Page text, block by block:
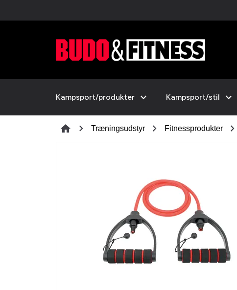
Kampsport/produkter expand_more Kampsport/stil expand_more
home chevron_right Træningsudstyr chevron_right Fitnessprodukter chevron_right